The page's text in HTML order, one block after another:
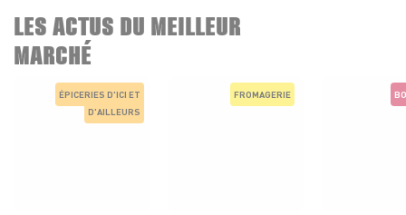
LES ACTUS DU MEILLEUR
MARCHÉ
ÉPICERIES D'ICI ET
D'AILLEURS
FROMAGERIE